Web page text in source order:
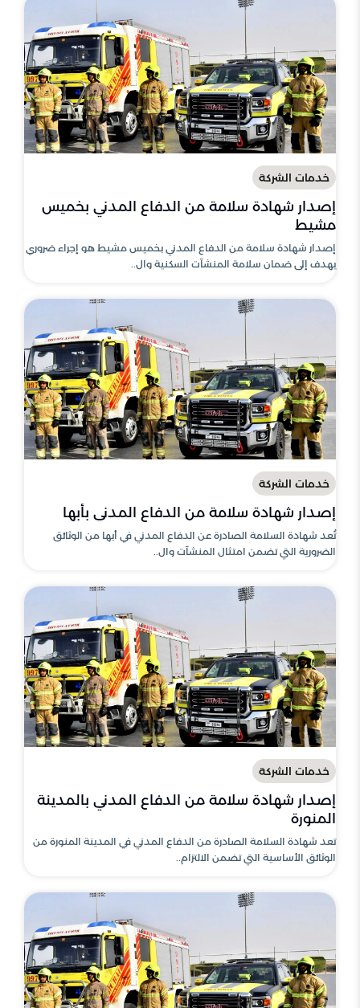
خدمات الشركة
إصدار شهادة سلامة من الدفاع المدني بخميس
مشيط
إصدار شهادة سلامة من الدفاع المدني بخميس مشيط هو إجراء ضروري
يهدف إلى ضمان سلامة المنشآت السكنية وال..
خدمات الشركة
إصدار شهادة سلامة من الدفاع المدني بأبها
تُعد شهادة السلامة الصادرة عن الدفاع المدني في أبها من الوثائق
الضرورية التي تضمن امتثال المنشآت وال..
خدمات الشركة
إصدار شهادة سلامة من الدفاع المدني بالمدينة
المنورة
تعد شهادة السلامة الصادرة من الدفاع المدني في المدينة المنورة من
الوثائق الأساسية التي تضمن الالتزام..